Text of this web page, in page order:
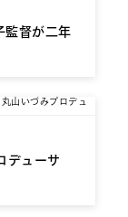
監督が二年
デューサ